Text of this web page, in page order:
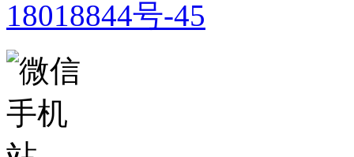
18018844号-45